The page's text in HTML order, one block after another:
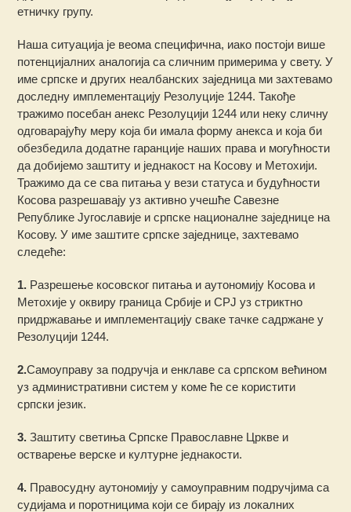
етничку групу.
Наша ситуација је веома специфична, иако постоји више
потенцијалних аналогија са сличним примерима у свету. У
име српске и других неалбанских заједница ми захтевамо
доследну имплементацију Резолуције 1244. Такође
тражимо посебан анекс Резолуцији 1244 или неку сличну
одговарајућу меру која би имала форму анекса и која би
обезбедила додатне гаранције наших права и могућности
да добијемо заштиту и једнакост на Косову и Метохији.
Тражимо да се сва питања у вези статуса и будућности
Косова разрешавају уз активно учешће Савезне
Републике Југославије и српске националне заједнице на
Косову. У име заштите српске заједнице, захтевамо
следеће:
1. Разрешење косовског питања и аутономију Косова и
Метохије у оквиру граница Србије и СРЈ уз стриктно
придржавање и имплементацију сваке тачке садржане у
Резолуцији 1244.
2.Самоуправу за подручја и енклаве са српском већином
уз административни систем у коме ће се користити
српски језик.
3. Заштиту светиња Српске Православне Цркве и
остварење верске и културне једнакости.
4. Правосудну аутономију у самоуправним подручјима са
судијама и поротницима који се бирају из локалних